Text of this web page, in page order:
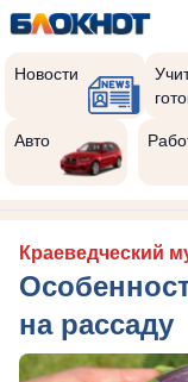
Новости
Авто
Краеведческий
на рассаду